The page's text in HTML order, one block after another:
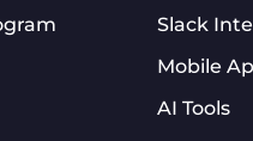
Slack
Mobile
AI Tools